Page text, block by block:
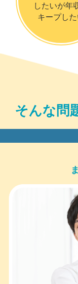
したいが年
キープし
そんな問